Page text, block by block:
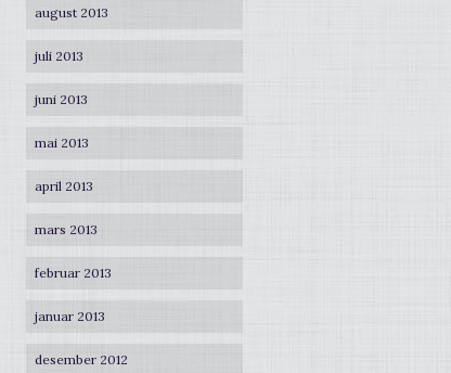
august 2013
juli 2013
juni 2013
mai 2013
april 2013
mars 2013
februar 2013
januar 2013
desember 2012